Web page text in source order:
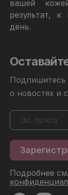
вашей
результат,
день.
Подпишитесь
о новостях и
Подробнее